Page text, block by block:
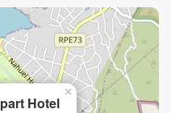
Hotel
×